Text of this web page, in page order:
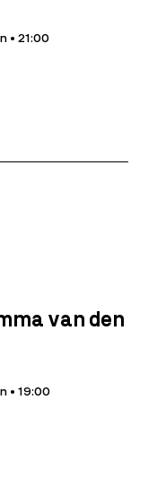
• 21:00
van den
• 19:00